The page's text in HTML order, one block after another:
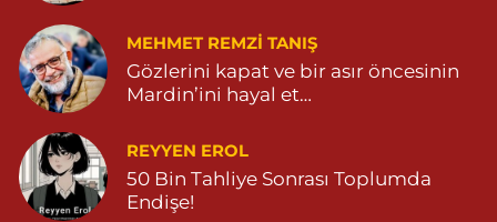
MEHMET REMZI TANIŞ
Gözlerini kapat ve bir asır öncesinin
Mardin’ini hayal et…
REYYEN EROL
50 Bin Tahliye Sonrası Toplumda
Endişe!